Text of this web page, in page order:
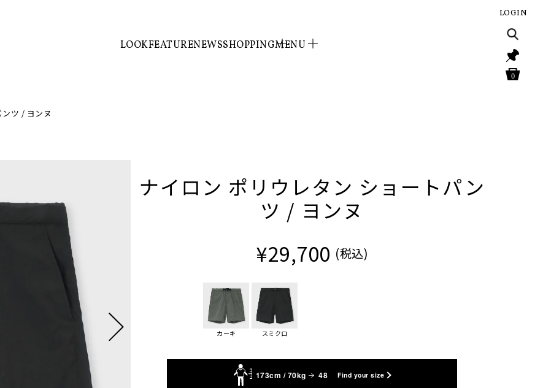
LOOKFEATURENEWSSHOPPINGMENU
LOGIN
0
ツ / ヨンヌ
ナイロン ポリウレタン ショートパン
ツ / ヨンヌ
¥29,700 (税込)
カーキ スミクロ
173cm / 70kg 48 Find your size